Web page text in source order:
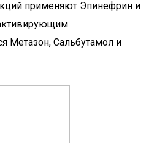
применяют Эпинефрин и
Метазон, Сальбутамол и